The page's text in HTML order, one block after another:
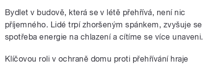
Bydlet v budově, která se v létě přehřívá, není nic
příjemného. Lidé trpí zhoršeným spánkem, zvyšuje se
spotřeba energie na chlazení a cítíme se více unaveni.
Klíčovou roli v ochraně domu proti přehřívání hraje